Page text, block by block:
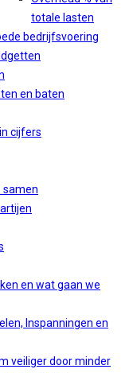
totale lasten
bedrijfsvoering
en baten
cijfers
samen
en wat gaan we
Inspanningen en
veiliger door minder